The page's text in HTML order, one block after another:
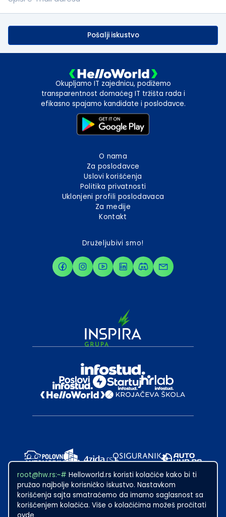
Pošalji iskustvo
root@hw.rs:~# Helloworld.rs koristi kolačiće kako bi ti
pružao najbolje korisničko iskustvo. Nastavkom
korišćenja sajta smatraćemo da imamo saglasnost sa
korišćenjem kolačića. Više o kolačićima možeš pročitati
Okupljamo IT zajednicu, podižemo
transparentnost domaćeg IT tržišta rada i
efikasno spajamo kandidate i poslodavce.
O nama
Za poslodavce
Uslovi korišćenja
Politika privatnosti
Uklonjeni profili poslodavaca
Za medije
Kontakt
Druželjubivi smo!